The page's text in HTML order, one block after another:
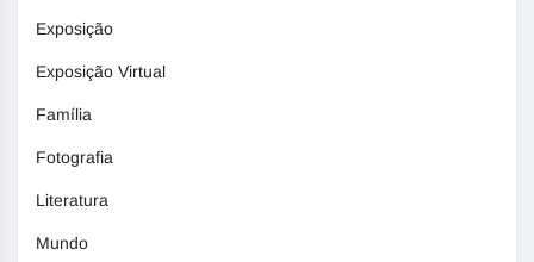
Exposição
Exposição Virtual
Família
Fotografia
Literatura
Mundo